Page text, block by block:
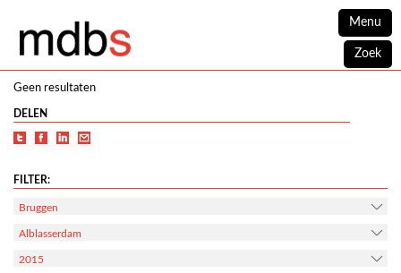
Menu
Zoek
Geen resultaten
DELEN
FILTER:
Bruggen
Alblasserdam
2015